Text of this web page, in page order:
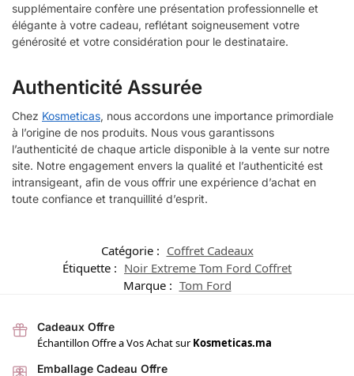
supplémentaire confère une présentation professionnelle et
élégante à votre cadeau, reflétant soigneusement votre
générosité et votre considération pour le destinataire.
Authenticité Assurée
Chez Kosmeticas, nous accordons une importance primordiale
à l’origine de nos produits. Nous vous garantissons
l’authenticité de chaque article disponible à la vente sur notre
site. Notre engagement envers la qualité et l’authenticité est
intransigeant, afin de vous offrir une expérience d’achat en
toute confiance et tranquillité d’esprit.
Catégorie : Coffret Cadeaux
Étiquette : Noir Extreme Tom Ford Coffret
Marque : Tom Ford
Cadeaux Offre
Échantillon Offre a Vos Achat surKosmeticas.ma
Emballage Cadeau Offre